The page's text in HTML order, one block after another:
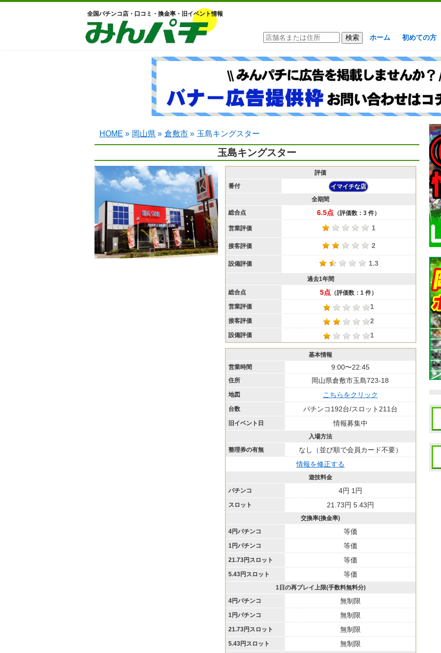
全国パチンコ店・口コミ・換金率・旧イベント情報
ホーム 初めての方
HOME » 岡山県 » 倉敷市 » 玉島キングスター
玉島キングスター
評価
番付
イマイチな店
全期間
総合点
6.5点 （評価数：3 件）
営業評価 1
接客評価 2
設備評価 1.3
過去1年間
総合点
5点 （評価数：1 件）
営業評価
1
接客評価 2
設備評価 1
基本情報
営業時間
9:00〜22:45
住所 岡山県倉敷市玉島723-18
地図 こちらをクリック
台数 パチンコ192台/スロット211台
旧イベント日 情報募集中
入場方法
整理券の有無
なし（並び順で会員カード不要）
情報を修正する
遊技料金
パチンコ
4円 1円
スロット 21.73円 5.43円
交換率(換金率)
4円パチンコ
等価
1円パチンコ 等価
21.73円スロット 等価
5.43円スロット 等価
1日の再プレイ上限(手数料無料分)
4円パチンコ
無制限
1円パチンコ 無制限
21.73円スロット 無制限
5.43円スロット 無制限